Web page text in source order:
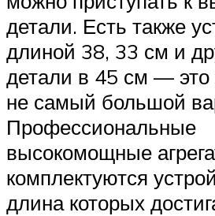
детали. Есть также
длиной 38, 33 см и
детали в 45 см —
не самый большой
Профессиональные
высокомощные
комплектуются
длина которых